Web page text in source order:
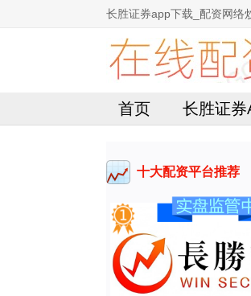
长胜证券app下载_配资网络
首页 长胜证券
十大配资平台推荐